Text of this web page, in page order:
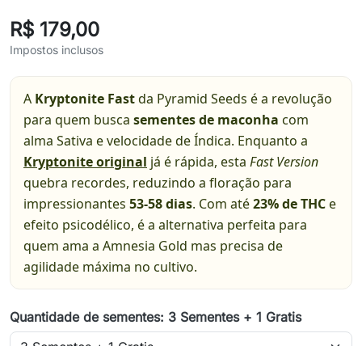
R$ 179,00
Impostos inclusos
A Kryptonite Fastda Pyramid Seeds é a revolução
para quem busca sementes de maconha com
alma Sativa e velocidade de Índica. Enquanto a
Kryptonite original já é rápida, esta Fast Version
quebra recordes, reduzindo a floração para
impressionantes 53-58 dias. Com até23% de THCe
efeito psicodélico, é a alternativa perfeita para
quem ama a Amnesia Gold mas precisa de
agilidade máxima no cultivo.
Quantidade de sementes: 3 Sementes + 1 Gratis